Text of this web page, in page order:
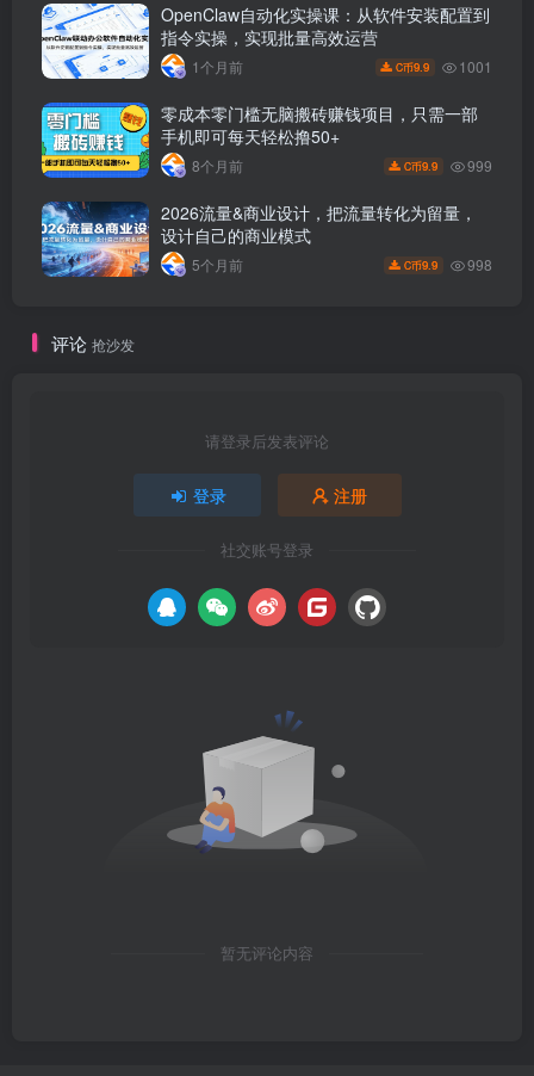
OpenClaw自动化实操课：从软件安装配置到
指令实操，实现批量高效运营
1个月前 C币9.9 1001
零成本零门槛无脑搬砖赚钱项目，只需一部
手机即可每天轻松撸50+
8个月前 C币9.9 999
2026流量&商业设计，把流量转化为留量，
设计自己的商业模式
5个月前 C币9.9 998
评论 抢沙发
请登录后发表评论
登录 注册
社交账号登录
暂无评论内容